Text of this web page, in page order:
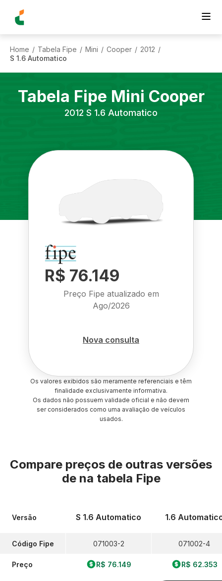
Home / Tabela Fipe / Mini / Cooper / 2012 /
S 1.6 Automatico
Tabela Fipe Mini Cooper
2012 S 1.6 Automatico
R$ 76.149
Preço Fipe atualizado em
Ago/2026
Nova consulta
Os valores exibidos são meramente referenciais e têm
finalidade exclusivamente informativa.
Os dados não possuem validade oficial e não devem
ser considerados como uma avaliação de veículos
usados.
Compare preços de outras versões
de na tabela Fipe
Versão
Código Fipe
Preço
S 1.6 Automatico
071003-2
R$ 76.149
1.6
071002-4
R$ 62.353